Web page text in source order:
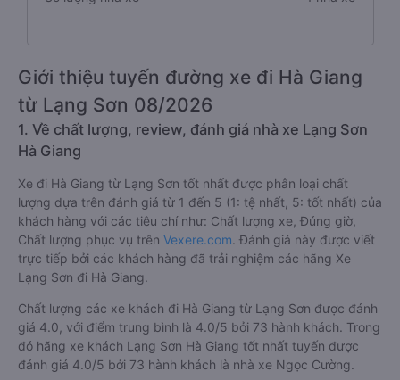
Giới thiệu tuyến đường xe đi Hà Giang
từ Lạng Sơn 08/2026
1. Về chất lượng, review, đánh giá nhà xe Lạng Sơn
Hà Giang
Xe đi Hà Giang từ Lạng Sơn tốt nhất được phân loại chất
lượng dựa trên đánh giá từ 1 đến 5 (1: tệ nhất, 5: tốt nhất) của
khách hàng với các tiêu chí như: Chất lượng xe, Đúng giờ,
Chất lượng phục vụ trên Vexere.com. Đánh giá này được viết
trực tiếp bởi các khách hàng đã trải nghiệm các hãng Xe
Lạng Sơn đi Hà Giang.
Chất lượng các xe khách đi Hà Giang từ Lạng Sơn được đánh
giá 4.0, với điểm trung bình là 4.0/5 bởi 73 hành khách. Trong
đó hãng xe khách Lạng Sơn Hà Giang tốt nhất tuyến được
đánh giá 4.0/5 bởi 73 hành khách là nhà xe Ngọc Cường.